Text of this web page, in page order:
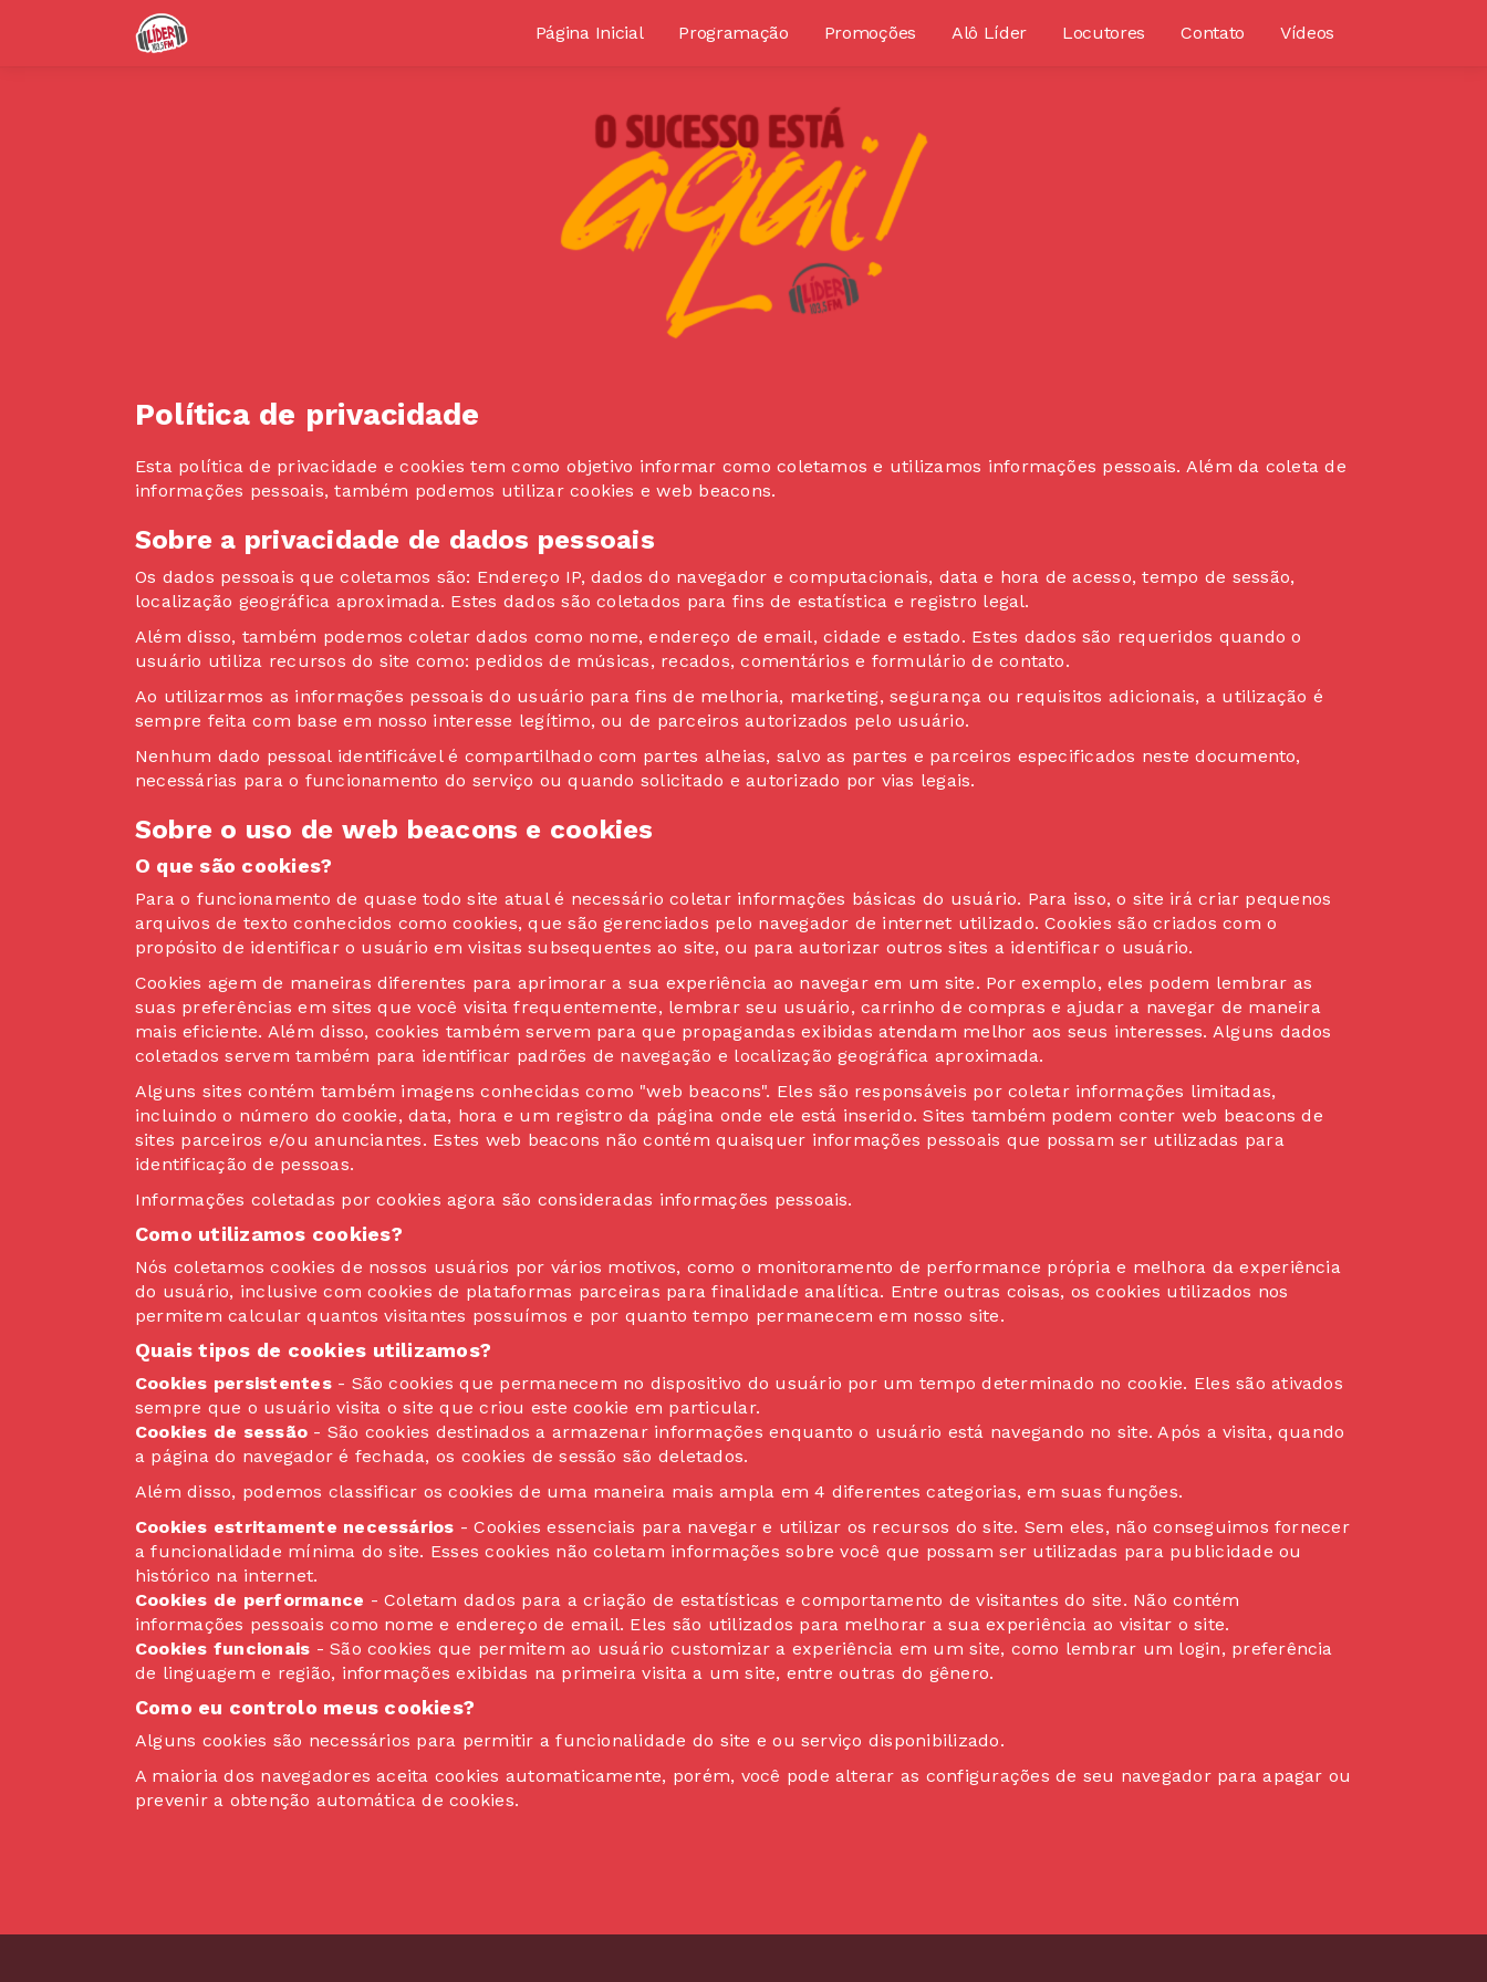
Página Inicial Programação Promoções Alô Líder Locutores Contato Vídeos
Política de privacidade
Esta política de privacidade e cookies tem como objetivo informar como coletamos e utilizamos informações pessoais. Além da coleta de
informações pessoais, também podemos utilizar cookies e web beacons.
Sobre a privacidade de dados pessoais
Os dados pessoais que coletamos são: Endereço IP, dados do navegador e computacionais, data e hora de acesso, tempo de sessão,
localização geográfica aproximada. Estes dados são coletados para fins de estatística e registro legal.
Além disso, também podemos coletar dados como nome, endereço de email, cidade e estado. Estes dados são requeridos quando o
usuário utiliza recursos do site como: pedidos de músicas, recados, comentários e formulário de contato.
Ao utilizarmos as informações pessoais do usuário para fins de melhoria, marketing, segurança ou requisitos adicionais, a utilização é
sempre feita com base em nosso interesse legítimo, ou de parceiros autorizados pelo usuário.
Nenhum dado pessoal identificável é compartilhado com partes alheias, salvo as partes e parceiros especificados neste documento,
necessárias para o funcionamento do serviço ou quando solicitado e autorizado por vias legais.
Sobre o uso de web beacons e cookies
O que são cookies?
Para o funcionamento de quase todo site atual é necessário coletar informações básicas do usuário. Para isso, o site irá criar pequenos
arquivos de texto conhecidos como cookies, que são gerenciados pelo navegador de internet utilizado. Cookies são criados com o
propósito de identificar o usuário em visitas subsequentes ao site, ou para autorizar outros sites a identificar o usuário.
Cookies agem de maneiras diferentes para aprimorar a sua experiência ao navegar em um site. Por exemplo, eles podem lembrar as
suas preferências em sites que você visita frequentemente, lembrar seu usuário, carrinho de compras e ajudar a navegar de maneira
mais eficiente. Além disso, cookies também servem para que propagandas exibidas atendam melhor aos seus interesses. Alguns dados
coletados servem também para identificar padrões de navegação e localização geográfica aproximada.
Alguns sites contém também imagens conhecidas como "web beacons". Eles são responsáveis por coletar informações limitadas,
incluindo o número do cookie, data, hora e um registro da página onde ele está inserido. Sites também podem conter web beacons de
sites parceiros e/ou anunciantes. Estes web beacons não contém quaisquer informações pessoais que possam ser utilizadas para
identificação de pessoas.
Informações coletadas por cookies agora são consideradas informações pessoais.
Como utilizamos cookies?
Nós coletamos cookies de nossos usuários por vários motivos, como o monitoramento de performance própria e melhora da experiência
do usuário, inclusive com cookies de plataformas parceiras para finalidade analítica. Entre outras coisas, os cookies utilizados nos
permitem calcular quantos visitantes possuímos e por quanto tempo permanecem em nosso site.
Quais tipos de cookies utilizamos?
Cookies persistentes- São cookies que permanecem no dispositivo do usuário por um tempo determinado no cookie. Eles são ativados
sempre que o usuário visita o site que criou este cookie em particular.
Cookies de sessão - São cookies destinados a armazenar informações enquanto o usuário está navegando no site. Após a visita, quando
a página do navegador é fechada, os cookies de sessão são deletados.
Além disso, podemos classificar os cookies de uma maneira mais ampla em 4 diferentes categorias, em suas funções.
Cookies estritamente necessários - Cookies essenciais para navegar e utilizar os recursos do site. Sem eles, não conseguimos fornecer
a funcionalidade mínima do site. Esses cookies não coletam informações sobre você que possam ser utilizadas para publicidade ou
histórico na internet.
Cookies de performance - Coletam dados para a criação de estatísticas e comportamento de visitantes do site. Não contém
informações pessoais como nome e endereço de email. Eles são utilizados para melhorar a sua experiência ao visitar o site.
Cookies funcionais - São cookies que permitem ao usuário customizar a experiência em um site, como lembrar um login, preferência
de linguagem e região, informações exibidas na primeira visita a um site, entre outras do gênero.
Como eu controlo meus cookies?
Alguns cookies são necessários para permitir a funcionalidade do site e ou serviço disponibilizado.
A maioria dos navegadores aceita cookies automaticamente, porém, você pode alterar as configurações de seu navegador para apagar ou
prevenir a obtenção automática de cookies.